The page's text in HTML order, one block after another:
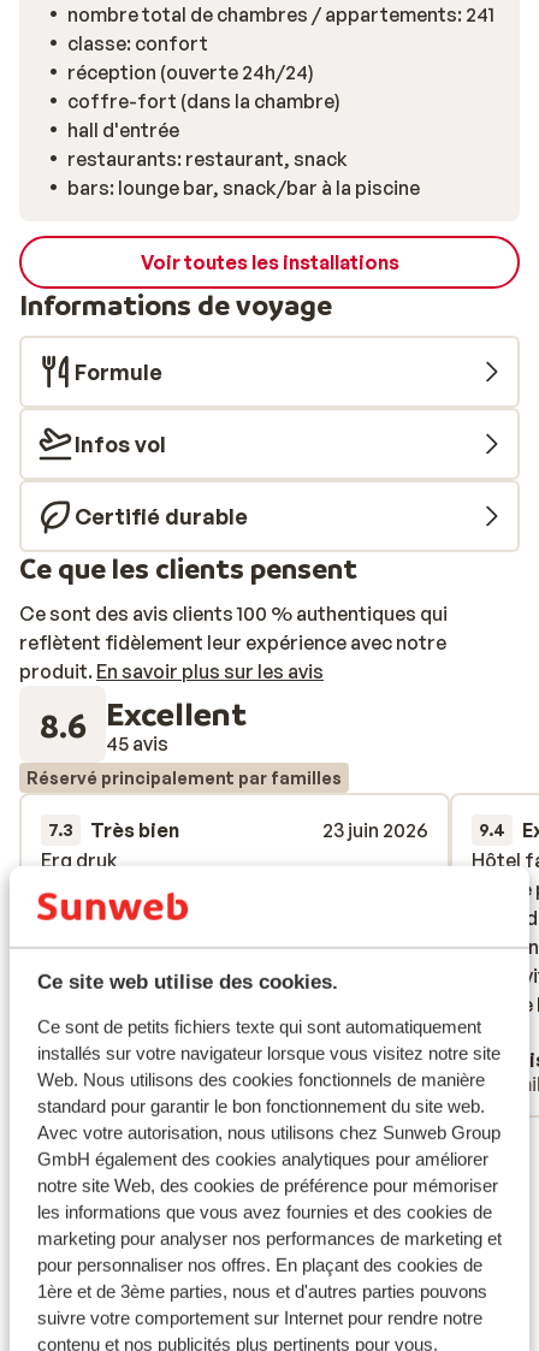
Ce site web utilise des cookies.
Ce sont de petits fichiers texte qui sont automatiquement
installés sur votre navigateur lorsque vous visitez notre site
Web. Nous utilisons des cookies fonctionnels de manière
standard pour garantir le bon fonctionnement du site web.
Avec votre autorisation, nous utilisons chez Sunweb Group
GmbH également des cookies analytiques pour améliorer
notre site Web, des cookies de préférence pour mémoriser
les informations que vous avez fournies et des cookies de
marketing pour analyser nos performances de marketing et
pour personnaliser nos offres. En plaçant des cookies de
1ère et de 3ème parties, nous et d'autres parties pouvons
suivre votre comportement sur Internet pour rendre notre
contenu et nos publicités plus pertinents pour vous.
nombre total de chambres / appartements: 241
classe: confort
réception (ouverte 24h/24)
coffre-fort (dans la chambre)
hall d'entrée
restaurants: restaurant, snack
bars: lounge bar, snack/bar à la piscine
Voir toutes les installations
Informations de voyage
Formule
Infos vol
Certifié durable
Ce que les clients pensent
Ce sont des avis clients 100 % authentiques qui
reflètent fidèlement leur expérience avec notre
produit. En savoir plus sur les avis
8.6 Excellent
45 avis
Réservé principalement par familles
7.3 Très bien
23 juin 2026
Erg druk
Erg druk
Traduire en français (FR)
Anonyme
Couples
9.4
Hôtel
donc
avec
Hôtel
donc
avec
plus
Voir tous les 45 avis
Emplacement
Afficher sur la carte